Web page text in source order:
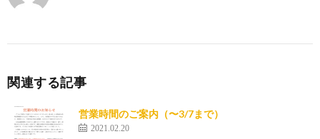
関連する記事
営業時間のご案内（〜3/7まで）
2021.02.20